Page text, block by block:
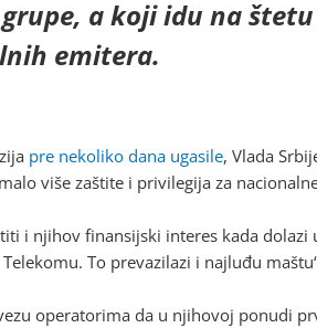
a koji idu na
emitera.
pre nekoliko dana ugasile, Vlada
više zaštite i privilegija za
i njihov finansijski interes kada
To prevazilazi i najluđu
operatorima da u njihovoj ponudi